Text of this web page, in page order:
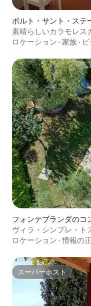
ポルト・サント・ステ
素晴らしいカラモレス
ロケーション · 家族 ·
フォンテブランダのコ
ヴィラ・シンプレ・ト
ロケーション ·情報の
スーパーホスト
スーパーホスト